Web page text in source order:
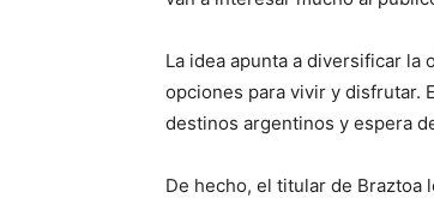
La idea apunta a diversificar la
opciones para vivir y disfrutar.
destinos argentinos y espera
De hecho, el titular de Braztoa